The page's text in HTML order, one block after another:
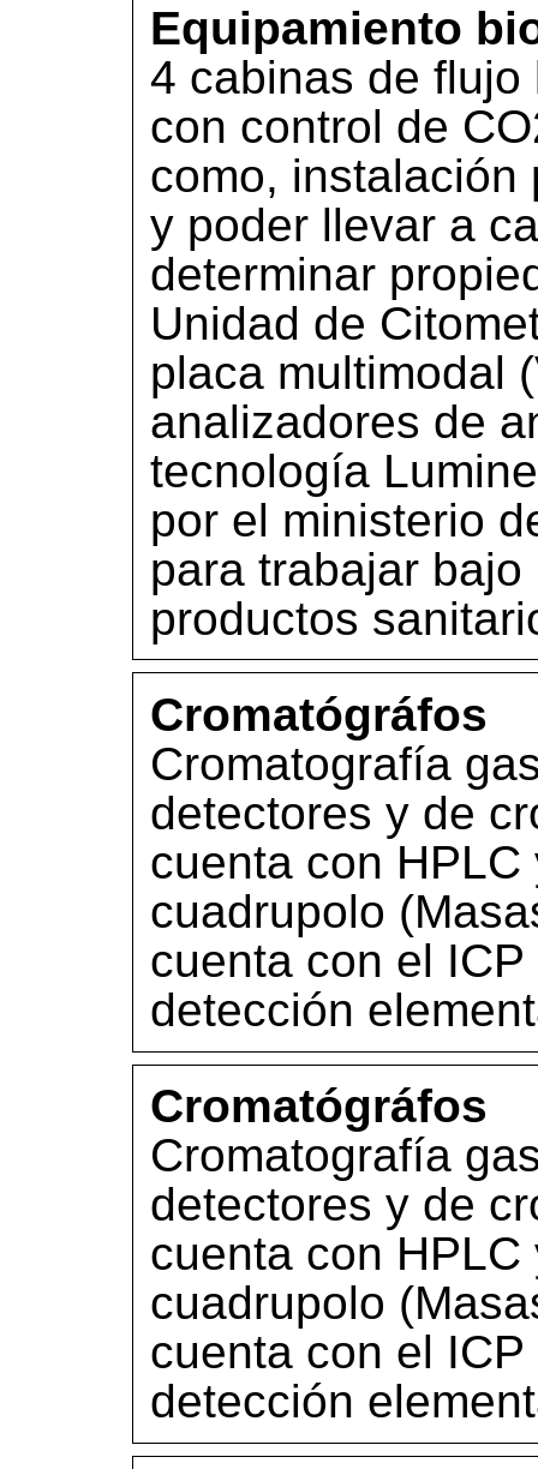
Equipamiento
4 cabinas de flujo
con control de
como, instalación
y poder llevar a
determinar
Unidad de
placa multimodal
analizadores de
tecnología
por el ministerio
para trabajar
productos
Cromatógráfos
Cromatografía
detectores y de
cuenta con HPLC
cuadrupolo
cuenta con el
detección
Cromatógráfos
Cromatografía
detectores y de
cuenta con HPLC
cuadrupolo
cuenta con el
detección